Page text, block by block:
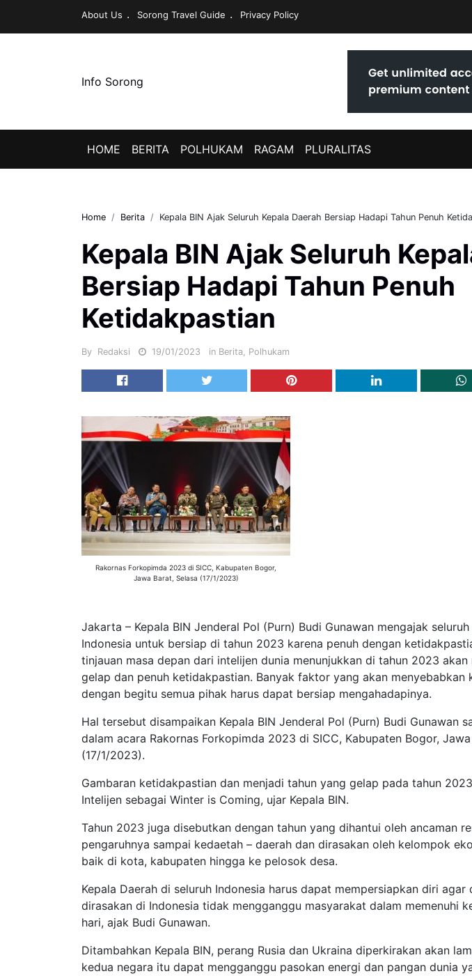
About Us Sorong Travel Guide Privacy Policy
Info Sorong
HOME BERITA POLHUKAM RAGAM PLURALITAS
Home Berita Kepala BIN Ajak Seluruh Kepala Daerah Bersiap Hadapi Tahun Penuh
Kepala BIN Ajak Seluruh
Bersiap Hadapi Tahun Penuh
Ketidakpastian
By Redaksi 19/01/2023 in Berita, Polhukam
Rakornas Forkopimda 2023 di SICC, Kabupaten Bogor,
Jawa Barat, Selasa (17/1/2023)
Jakarta – Kepala BIN Jenderal Pol (Purn) Budi Gunawan mengajak
Indonesia untuk bersiap di tahun 2023 karena penuh dengan
tinjauan masa depan dari intelijen dunia menunjukkan di tahun 2023 akan
gelap dan penuh ketidakpastian. Banyak faktor yang akan menyebabkan
dengan begitu semua pihak harus dapat bersiap mengahadapinya.
Hal tersebut disampaikan Kepala BIN Jenderal Pol (Purn) Budi Gunawan
dalam acara Rakornas Forkopimda 2023 di SICC, Kabupaten Bogor,
(17/1/2023).
Gambaran ketidakpastian dan menjadi tahun yang gelap pada tahun
Intelijen sebagai Winter is Coming, ujar Kepala BIN.
Tahun 2023 juga disebutkan dengan tahun yang dihantui oleh ancaman
pengaruhnya sampai kedaetah – daerah dan dirasakan oleh kelompok
baik di kota, kabupaten hingga ke pelosok desa.
Kepala Daerah di seluruh Indonesia harus dapat mempersiapkan diri agar
dirasakan di Indonesia tidak mengganggu masyarakat dalam memenuhi
hari, ajak Budi Gunawan.
Ditambahkan Kepala BIN, perang Rusia dan Ukraina diperkirakan akan
kedua negara itu dapat mengganggu pasokan energi dan pangan dunia